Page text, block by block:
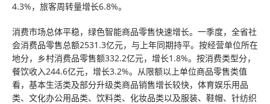
4.3%，旅客周转量增长6.8%。
消费市场总体平稳，绿色智能商品零售快速增长。一季度，全省社
会消费品零售总额2531.3亿元，与上年同期持平。按经营单位所在
地分，乡村消费品零售额332.2亿元，增长1.8%。按消费类型分，
餐饮收入244.6亿元，增长3.2%。从限额以上单位商品零售类值
看，基本生活类及部分升级类商品销售增长较快，体育娱乐用品
类、文化办公用品类、饮料类、化妆品类以及服装、鞋帽、针纺织